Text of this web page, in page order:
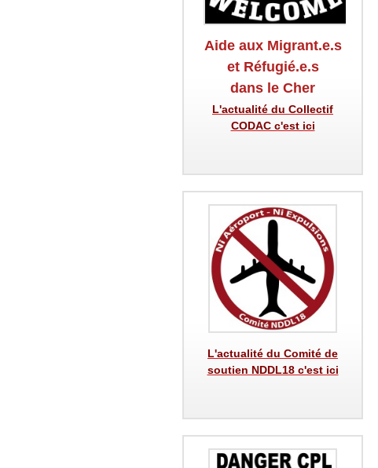
Aide aux Migrant.e.s
et Réfugié.e.s
dans le Cher
L'actualité du Collectif
CODAC c'est ici
L'actualité du Comité de
soutien NDDL18 c'est ici